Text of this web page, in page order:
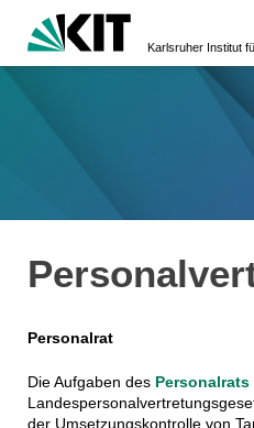
Karlsruher Institut
Personalrat
Die Aufgaben des Personalrats
der Umsetzungskontrolle von